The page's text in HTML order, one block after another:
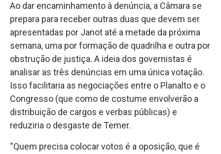
Ao dar encaminhamento à denúncia, a Câmara se
prepara para receber outras duas que devem ser
apresentadas por Janot até a metade da próxima
semana, uma por formação de quadrilha e outra por
obstrução de justiça. A ideia dos governistas é
analisar as três denúncias em uma única votação.
Isso facilitaria as negociações entre o Planalto e o
Congresso (que como de costume envolverão a
distribuição de cargos e verbas públicas) e
reduziria o desgaste de Temer.
“Quem precisa colocar votos é a oposição, que é